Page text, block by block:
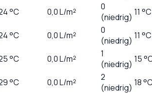
°C 0,0L/m²
0
(niedrig) 11 °C
°C 0,0L/m²
0
(niedrig) 11 °C
°C 0,0L/m²
1
(niedrig) 15
°C 0,0L/m²
2
(niedrig) 18